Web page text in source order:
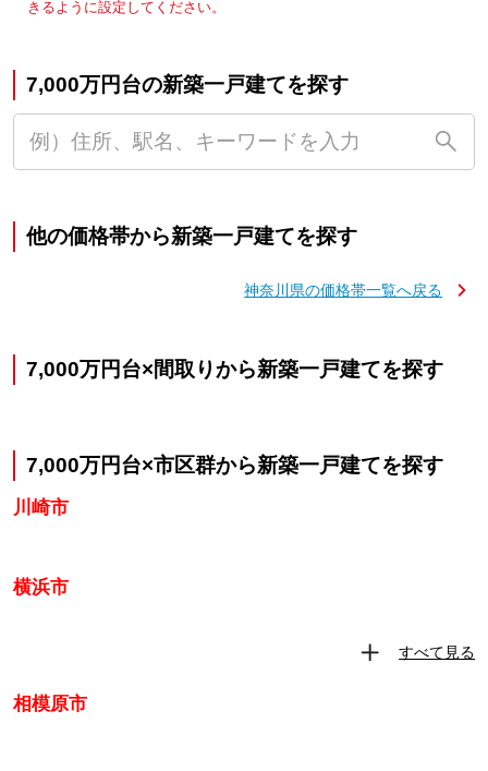
きるように設定してください。
7,000万円台の新築一戸建てを探す
他の価格帯から新築一戸建てを探す
神奈川県の価格帯一覧へ戻る
7,000万円台×間取りから新築一戸建てを探す
7,000万円台×市区群から新築一戸建てを探す
川崎市
横浜市
すべて見る
相模原市